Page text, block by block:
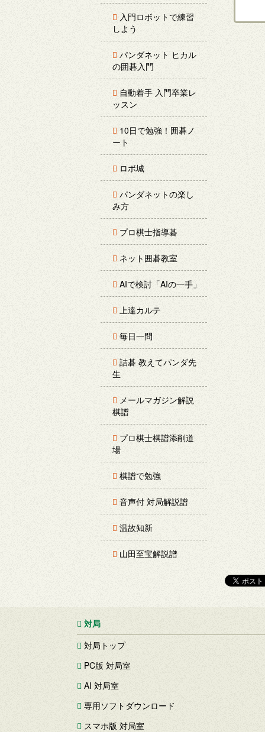
入門ロボットで練習
しよう
パンダネット ヒカル
の囲碁入門
自動着手 入門卒業レ
ッスン
10日で勉強！囲碁ノ
ート
ロボ城
パンダネットの楽し
み方
プロ棋士指導碁
ネット囲碁教室
AIで検討「AIの一手」
上達カルテ
毎日一問
詰碁 教えてパンダ先
生
メールマガジン解説
棋譜
プロ棋士棋譜添削道
場
棋譜で勉強
音声付 対局解説譜
温故知新
山田至宝解説譜
対局
対局トップ
PC版 対局室
AI 対局室
専用ソフトダウンロード
スマホ版 対局室